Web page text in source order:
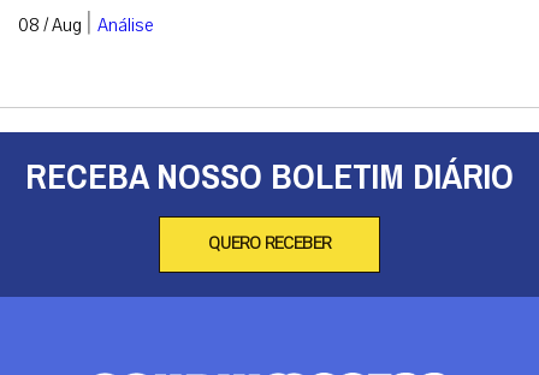
08 / Aug | Análise
RECEBA NOSSO BOLETIM DIÁRIO
QUERO RECEBER